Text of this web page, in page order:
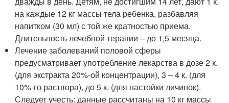
на каждые 12 кг массы тела ребенка, разбавляя
напитком (30 мл) с той же кратностью приема.
Длительность лечебной терапии – до 1,5 месяца.
Лечение заболеваний половой сферы
предусматривает употребление лекарства в дозе 2 к.
(для экстракта 20%-ой концентрации), 3 – 4 к. (для
10%-го раствора), до 5 к. (для настойки личинок).
Следует учесть: данные рассчитаны на 10 кг массы